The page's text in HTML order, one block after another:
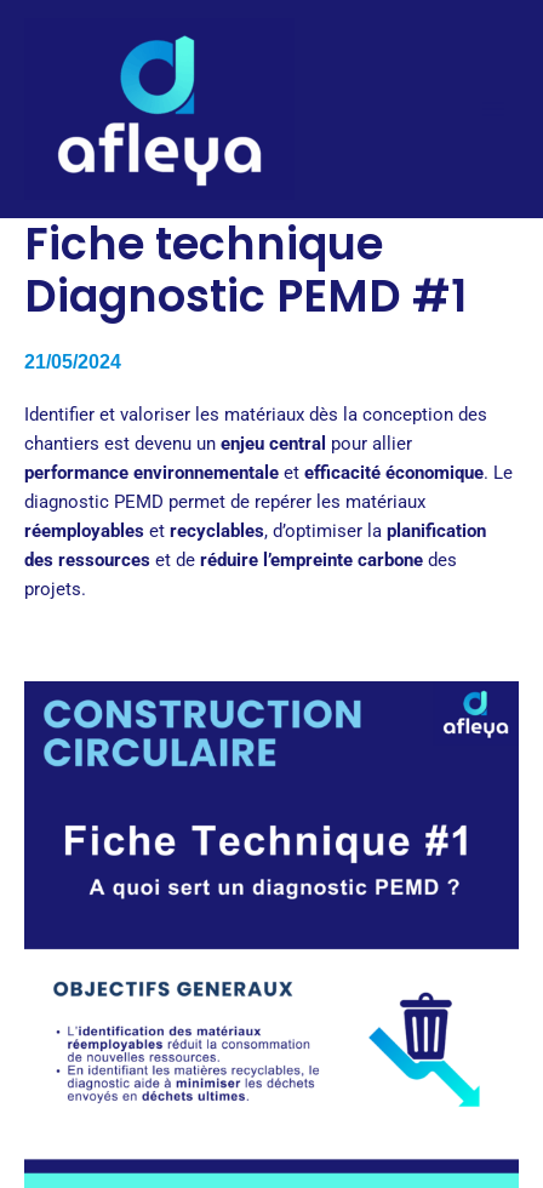
Fiche technique
Diagnostic PEMD #1
21/05/2024
Identifier et valoriser les matériaux dès la conception des
chantiers est devenu un enjeu central pour allier
performance environnementale et efficacité économique. Le
diagnostic PEMD permet de repérer les matériaux
réemployables et recyclables, d’optimiser la planification
des ressources et de réduire l’empreinte carbone des
projets.